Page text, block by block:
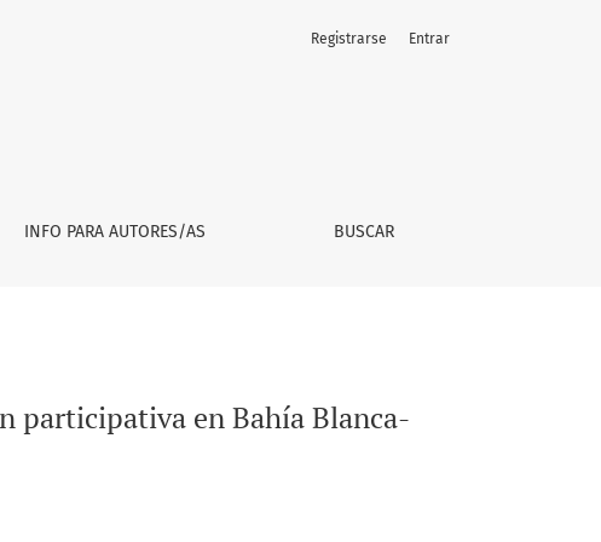
INFO PARA AUTORES/AS BUSCAR
Registrarse Entrar
participativa en Bahía Blanca-